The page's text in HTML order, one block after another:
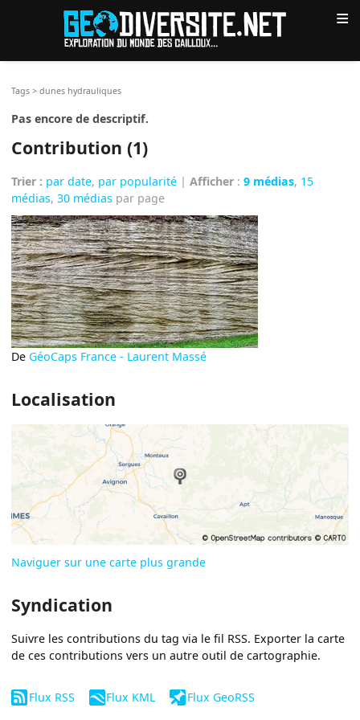
≡
Tags >dunes hydrauliques
Pas encore de descriptif.
Contribution (1)
Trier : par date, par popularité |Afficher :9 médias, 15
médias,30 médias par page
De GéoCaps France - Laurent Massé
Localisation
Naviguer sur une carte plus grande
Syndication
Suivre les contributions du tag via le fil RSS. Exporter la carte
de ces contributions vers un autre outil de cartographie.
Flux RSS Flux KML Flux GeoRSS